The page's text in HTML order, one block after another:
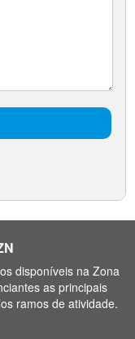
disponíveis na Zona
as principais
ramos de atividade.